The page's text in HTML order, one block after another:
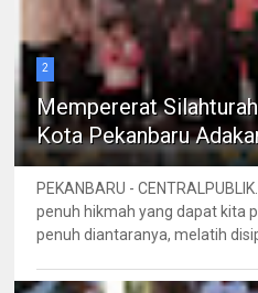
2
Mempererat
Kota Pekanbaru
PEKANBARU -
penuh hikmah yang dapat kita
penuh diantaranya, melatih